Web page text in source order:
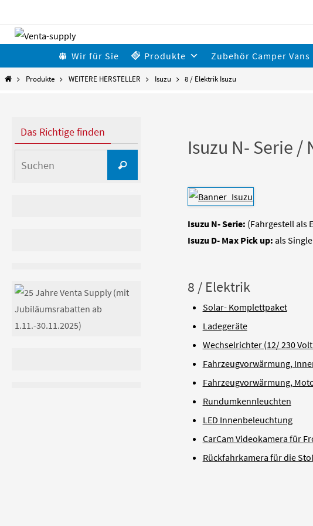
Zum
springen
Inhalt
springen
Wir für Sie Produkte Zubehör Camper Vans
StartProdukte WEITERE HERSTELLER Isuzu 8 / Elektrik Isuzu
Isuzu N- Serie /
Isuzu N- Serie: (Fahrgestell als
Isuzu D- Max Pick up: als
8 / Elektrik
Solar- Komplettpaket
Ladegeräte
Wechselrichter (12/ 230
Fahrzeugvorwärmung,
Fahrzeugvorwärmung,
Rundumkennleuchten
LED Innenbeleuchtung
CarCam Videokamera für
Rückfahrkamera für die
Das Richtige finden
Suchen